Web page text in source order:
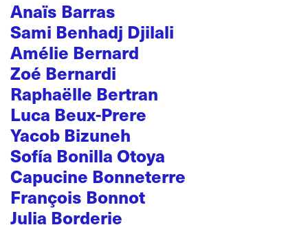
Anaïs Barras
Sami Benhadj Djilali
Amélie Bernard
Zoé Bernardi
Raphaëlle Bertran
Luca Beux-Prere
Yacob Bizuneh
Sofía Bonilla Otoya
Capucine Bonneterre
François Bonnot
Julia Borderie